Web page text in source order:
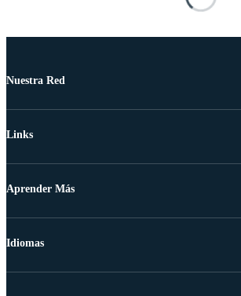
Nuestra Red
Links
Aprender Más
Idiomas